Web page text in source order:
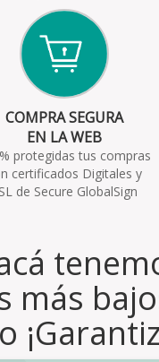
COMPRA SEGURA
EN LA WEB
protegidas tus compras
certificados Digitales y
de Secure GlobalSign
más